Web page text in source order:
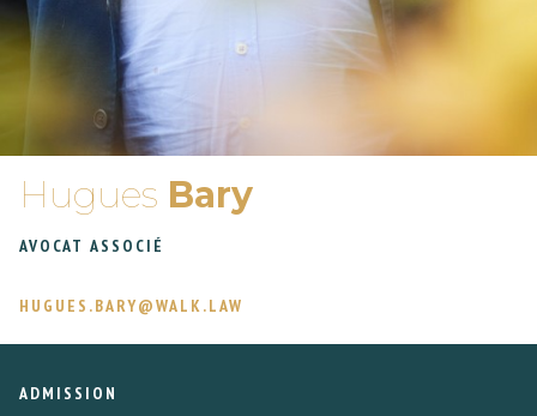
Hugues Bary
AVOCAT ASSOCIÉ
HUGUES.BARY@WALK.LAW
ADMISSION